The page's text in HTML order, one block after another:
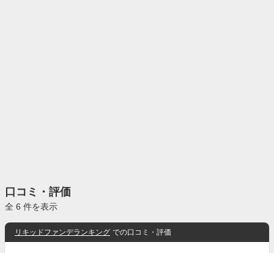
口コミ・評価
全 6 件を表示
リキッドファンデランキング での口コミ・評価